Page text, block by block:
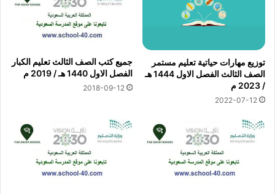
توزيع مهارات حياتية تعليم مستمر
الصف الثالث الفصل الاول 1444 هـ
/ 2023 م
2022-07-12
جميع كتب الصف الثالث تعليم الكبار
الفصل الاول 1440 هـ / 2019 م
2018-09-12